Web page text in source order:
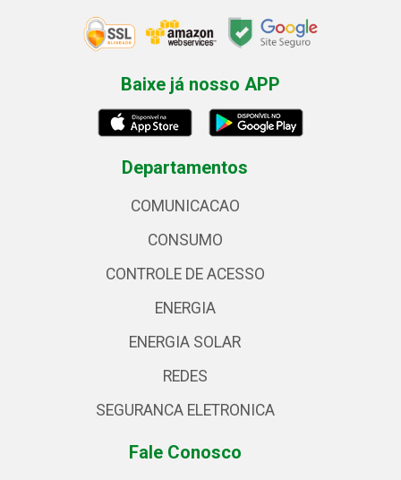
Baixe já nosso APP
Departamentos
COMUNICACAO
CONSUMO
CONTROLE DE ACESSO
ENERGIA
ENERGIA SOLAR
REDES
SEGURANCA ELETRONICA
Fale Conosco